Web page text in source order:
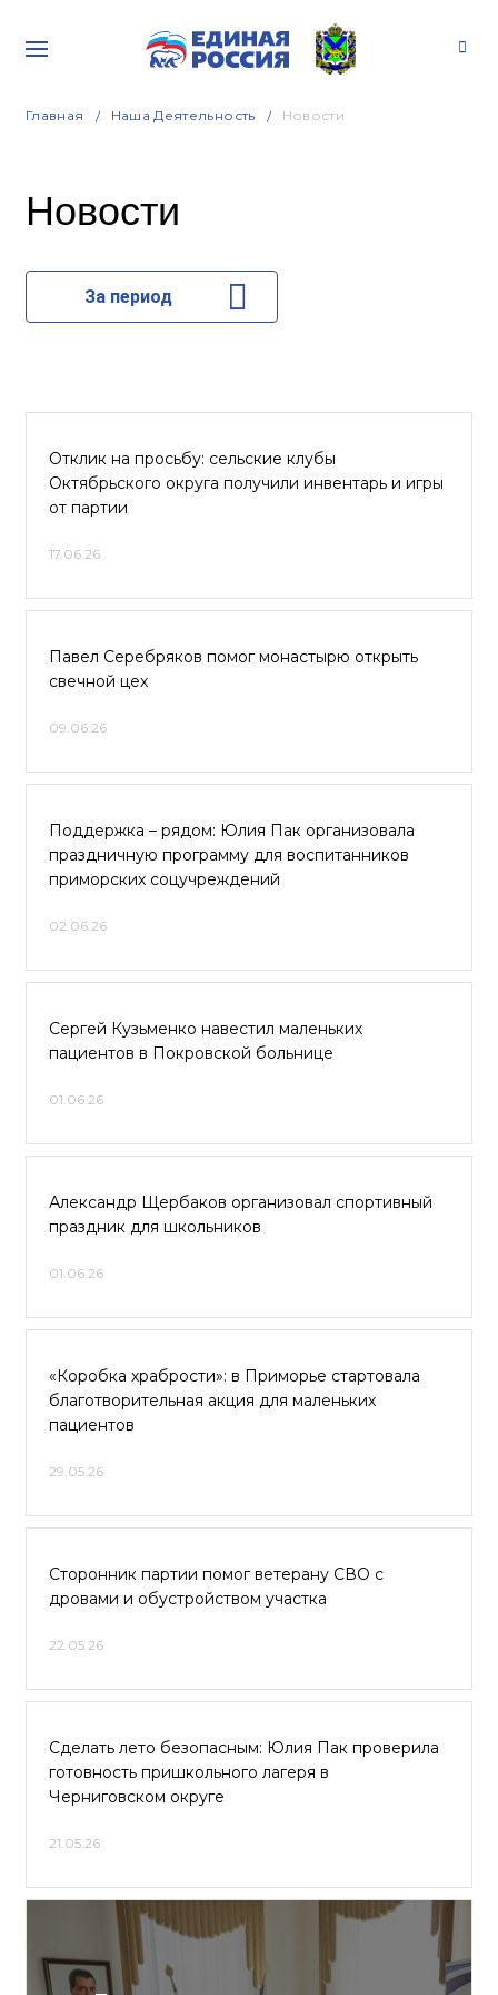
Главная Наша Деятельность Новости
Новости
За период
Отклик на просьбу: сельские клубы
Октябрьского округа получили инвентарь и игры
от партии
17.06.26
Павел Серебряков помог монастырю открыть
свечной цех
09.06.26
Поддержка – рядом: Юлия Пак организовала
праздничную программу для воспитанников
приморских соцучреждений
02.06.26
Сергей Кузьменко навестил маленьких
пациентов в Покровской больнице
01.06.26
Александр Щербаков организовал спортивный
праздник для школьников
01.06.26
«Коробка храбрости»: в Приморье стартовала
благотворительная акция для маленьких
пациентов
29.05.26
Сторонник партии помог ветерану СВО с
дровами и обустройством участка
22.05.26
Сделать лето безопасным: Юлия Пак проверила
готовность пришкольного лагеря в
Черниговском округе
21.05.26